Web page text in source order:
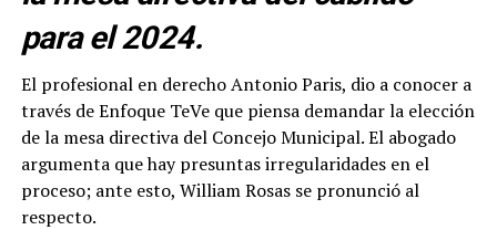
para el 2024.
El profesional en derecho Antonio Paris, dio a conocer a
través de Enfoque TeVe que piensa demandar la elección
de la mesa directiva del Concejo Municipal. El abogado
argumenta que hay presuntas irregularidades en el
proceso; ante esto, William Rosas se pronunció al
respecto.